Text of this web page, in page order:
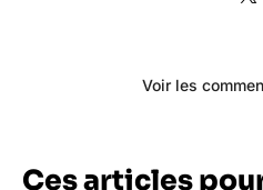
Voir les
Ces articles